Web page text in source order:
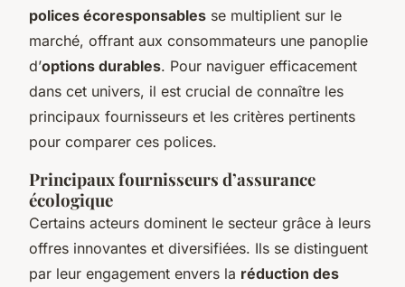
polices écoresponsables se multiplient sur le
marché, offrant aux consommateurs une panoplie
d’options durables. Pour naviguer efficacement
dans cet univers, il est crucial de connaître les
principaux fournisseurs et les critères pertinents
pour comparer ces polices.
Principaux fournisseurs d’assurance
écologique
Certains acteurs dominent le secteur grâce à leurs
offres innovantes et diversifiées. Ils se distinguent
par leur engagement envers la réduction des